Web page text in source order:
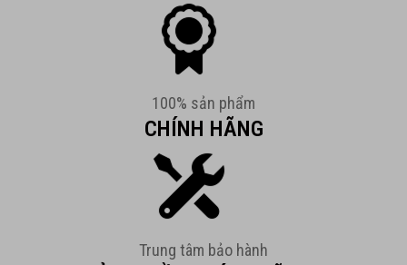
100% sản phẩm
CHÍNH HÃNG
Trung tâm bảo hành